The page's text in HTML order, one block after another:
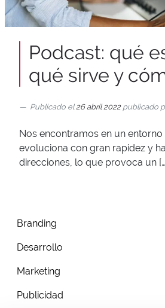
Podcast: qué
qué sirve y
Publicado el 26 abril 2022publicado
Nos encontramos en un
evoluciona con gran rapidez y
direcciones, lo que provoca un
Branding
Desarrollo
Marketing
Publicidad